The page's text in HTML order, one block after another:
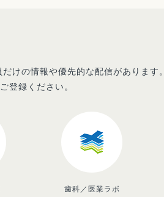
けの情報や優先的な配信があります。
登録ください。
歯科／医業ラボ